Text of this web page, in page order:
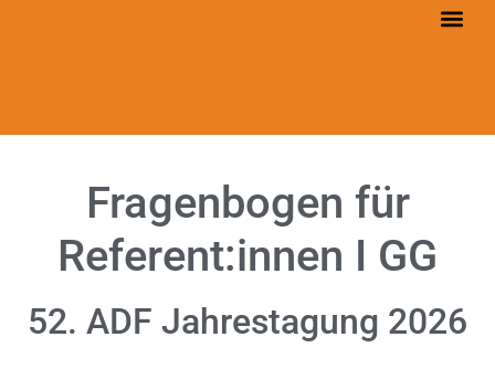
Fragenbogen für
Referent:innen I GG
52. ADF Jahrestagung 2026